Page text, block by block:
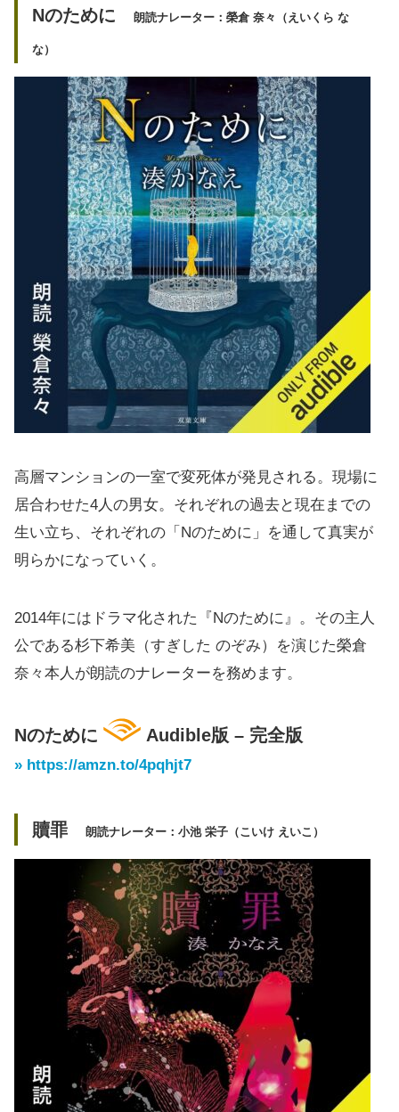
Nのために 朗読ナレーター：榮倉 奈々（えいくら な
な）
高層マンションの一室で変死体が発見される。現場に
居合わせた4人の男女。それぞれの過去と現在までの
生い立ち、それぞれの「Nのために」を通して真実が
明らかになっていく。
2014年にはドラマ化された『Nのために』。その主人
公である杉下希美（すぎした のぞみ）を演じた榮倉
奈々本人が朗読のナレーターを務めます。
Nのために Audible版 – 完全版
» https://amzn.to/4pqhjt7
贖罪 朗読ナレーター： 小池 栄子（こいけ えいこ）